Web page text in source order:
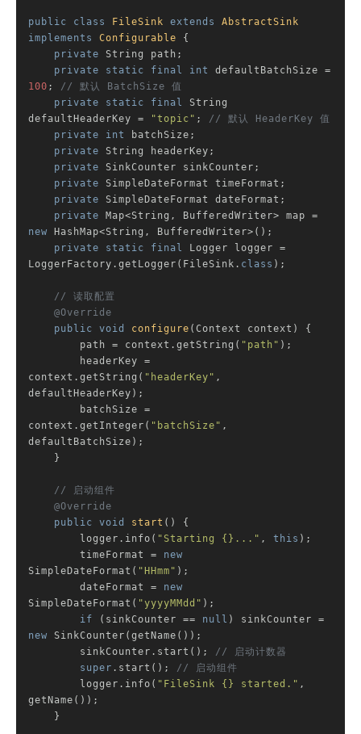
public class FileSink extends
AbstractSink
implements
Configurable
{
private String path;
private
static final int
100 ; // 默认 BatchSize 值
private
static final
String
defaultHeaderKey =
"topic" ; // 默认 HeaderKey 值
private
int
batchSize;
private String headerKey;
private SinkCounter sinkCounter;
private SimpleDateFormat timeFormat;
private SimpleDateFormat dateFormat;
private
new HashMap<String, BufferedWriter>();
private
static final
Logger logger =
LoggerFactory.getLogger(FileSink . class ) ;
// 读取配置
@Override
public
void configure (Context context)
{
        path = context.getString(
"path" );
context.getString( "headerKey" ,
defaultHeaderKey);
context.getInteger( "batchSize" ,
defaultBatchSize);
// 启动组件
@Override
public
void start ()
{
        logger.info(
"Starting {}..." , this );
        timeFormat =
new
SimpleDateFormat( "HHmm" );
        dateFormat =
new
SimpleDateFormat( "yyyyMMdd" );
if (sinkCounter == null
new SinkCounter(getName());
        sinkCounter.start();
// 启动计数器
super .start(); // 启动组件
        logger.info(
"FileSink {} started." ,
getName());